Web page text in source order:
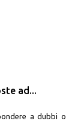
ad...
a dubbi o